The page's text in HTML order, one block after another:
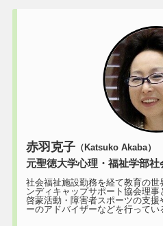
赤羽克子（Katsuko Akaba）
元聖徳大学心理・福祉学部
社会福祉施設勤務を経て教育の
ンディキャップサポート協会理
啓蒙活動・障害者スポーツの支
ーのアドバイザーなどを行ってい